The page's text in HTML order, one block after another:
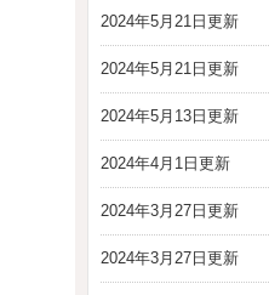
2024年5月21日更新
2024年5月21日更新
2024年5月13日更新
2024年4月1日更新
2024年3月27日更新
2024年3月27日更新